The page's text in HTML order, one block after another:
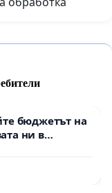
бюджетът на
ни в